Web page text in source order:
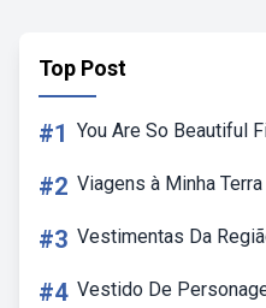
Top Post
#1 You Are So Beautiful
#2 Viagens à Minha Terra
#3 Vestimentas Da
#4 Vestido De